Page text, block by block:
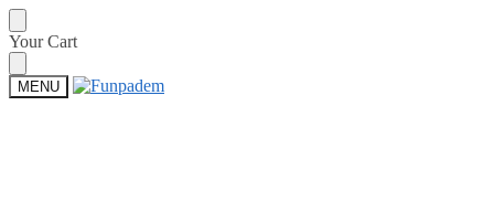
Skip
to
navigation
Skip
to
content
Your Cart
MENU